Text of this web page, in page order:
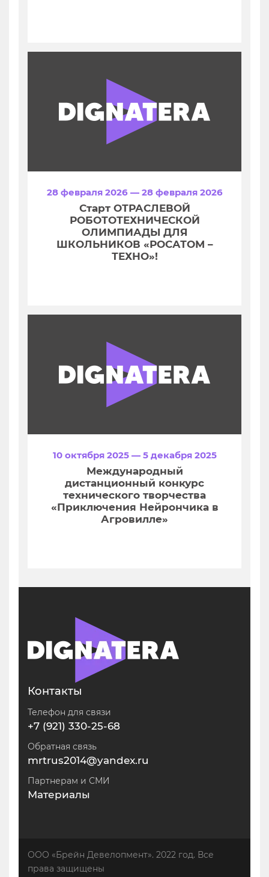
28 февраля 2026 — 28 февраля 2026
Старт ОТРАСЛЕВОЙ
РОБОТОТЕХНИЧЕСКОЙ
ОЛИМПИАДЫ ДЛЯ
ШКОЛЬНИКОВ «РОСАТОМ –
ТЕХНО»!
10 октября 2025 — 5 декабря 2025
Международный
дистанционный конкурс
технического творчества
«Приключения Нейрончика в
Агровилле»
Контакты
Телефон для связи
+7 (921) 330-25-68
Обратная связь
mrtrus2014@yandex.ru
Партнерам и СМИ
Материалы
ООО «Брейн Девелопмент». 2022 год. Все
права защищены